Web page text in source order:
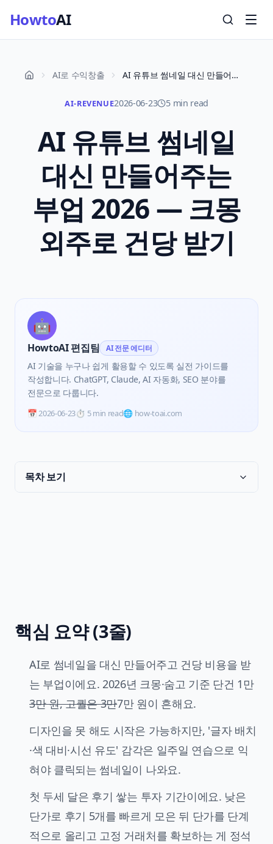
HowtoAI
AI로 수익창출 AI 유튜브 썸네일 대신 만들어주는 부업 2026 — 크몽 외주로 건당 받기
AI-REVENUE2026-06-23 5 min read
AI 유튜브 썸네일
대신 만들어주는
부업 2026 — 크몽
외주로 건당 받기
🤖
HowtoAI 편집팀 AI 전문 에디터
AI 기술을 누구나 쉽게 활용할 수 있도록 실전 가이드를
작성합니다. ChatGPT, Claude, AI 자동화, SEO 분야를
전문으로 다룹니다.
📅2026-06-23⏱️ 5 min read🌐 how-toai.com
목차 보기
핵심 요약 (3줄)
AI로 썸네일을 대신 만들어주고 건당 비용을 받
는 부업이에요. 2026년 크몽·숨고 기준 단건 1만
3만 원, 고퀄은 3만7만 원이 흔해요.
디자인을 못 해도 시작은 가능하지만, '글자 배치
·색 대비·시선 유도' 감각은 일주일 연습으로 익
혀야 클릭되는 썸네일이 나와요.
첫 두세 달은 후기 쌓는 투자 기간이에요. 낮은
단가로 후기 5개를 빠르게 모은 뒤 단가를 단계
적으로 올리고 고정 거래처를 확보하는 게 정석